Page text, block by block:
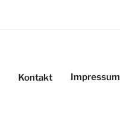
Kontakt Impressum